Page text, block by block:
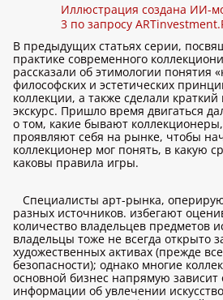
Иллюстрация создана ИИ-
3 по запросу
В предыдущих статьях серии,
практике современного
рассказали об этимологии понятия
философских и эстетических
коллекции, а также сделали
экскурс. Пришло время двигаться
о том, какие бывают
проявляют себя на рынке, чтобы
коллекционер мог понять, в какую
каковы правила игры.
Специалисты арт-рынка,
разных источников. избегают
количество владельцев предметов
владельцы тоже не всегда открыто
художественных активах (прежде
безопасности); однако многие
основной бизнес напрямую зависит
информации об увлечении